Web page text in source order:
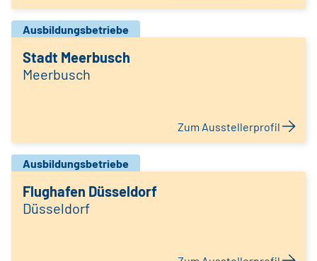
Ausbildungsbetriebe
Stadt Meerbusch
Meerbusch
Zum Ausstellerprofil
Ausbildungsbetriebe
Flughafen Düsseldorf
Düsseldorf